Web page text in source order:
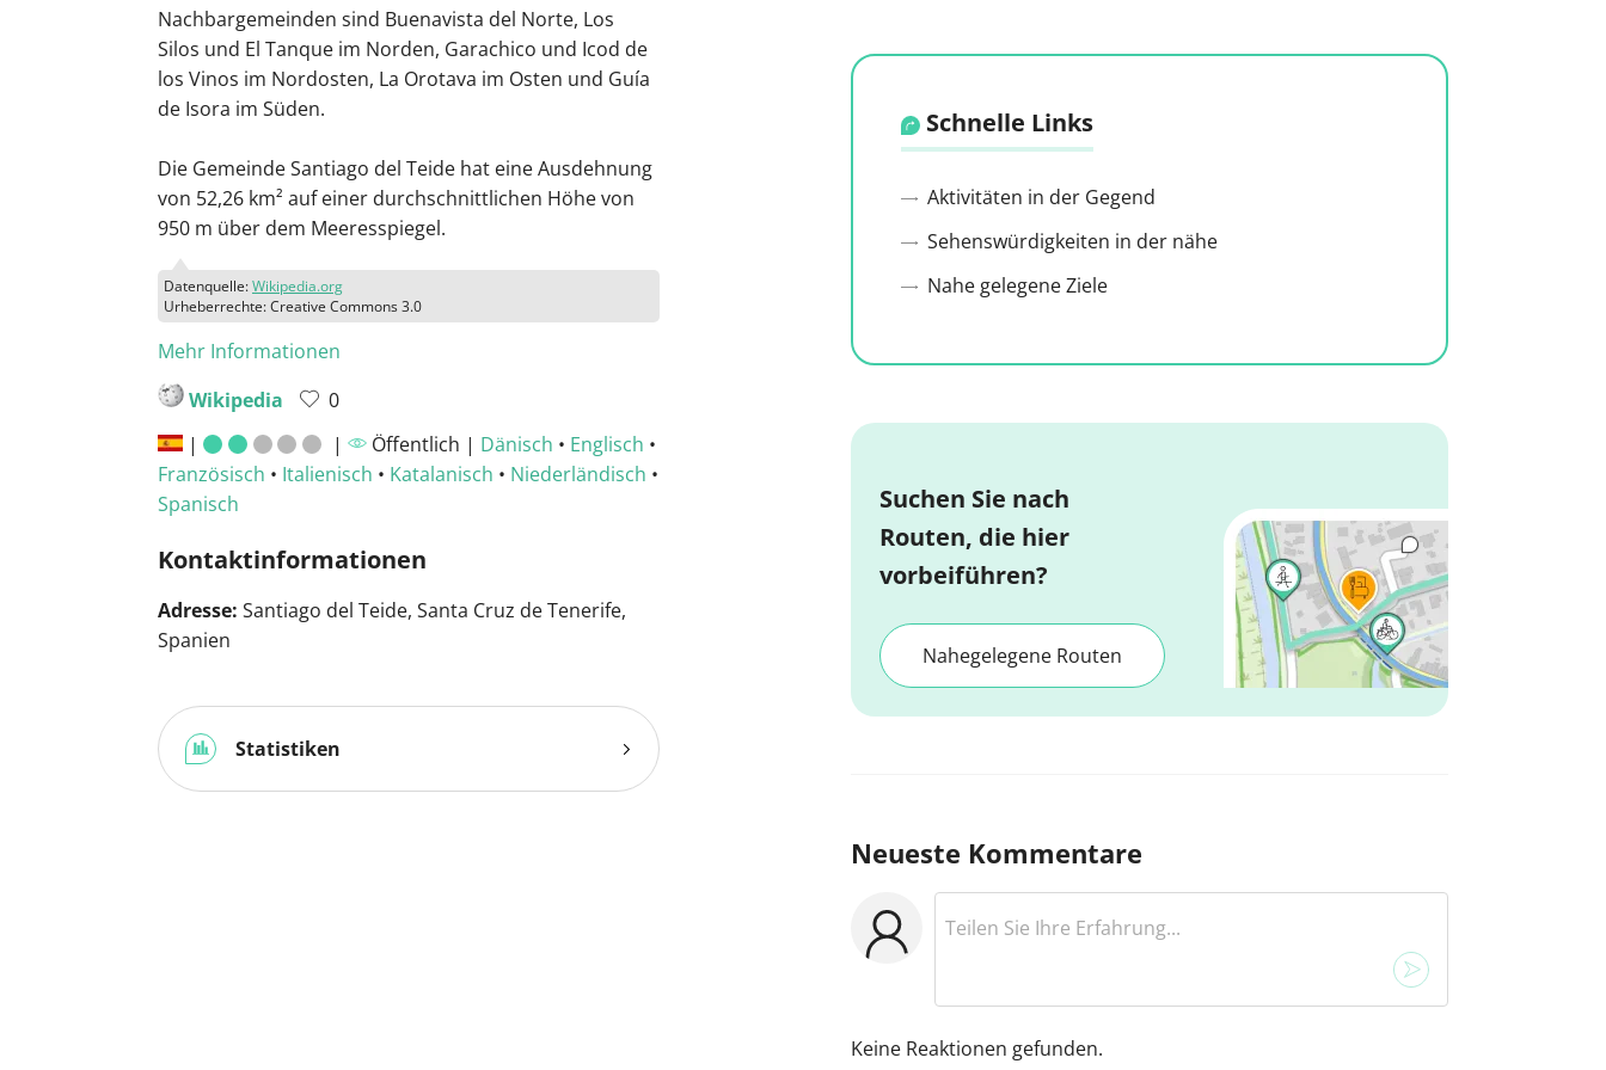
Nachbargemeinden sind Buenavista del Norte, Los
Silos und El Tanque im Norden, Garachico und Icod de
los Vinos im Nordosten, La Orotava im Osten und Guía
de Isora im Süden.
Die Gemeinde Santiago del Teide hat eine Ausdehnung
von 52,26 km² auf einer durchschnittlichen Höhe von
950 m über dem Meeresspiegel.
Datenquelle:Wikipedia.org
Urheberrechte: Creative Commons 3.0
Mehr Informationen
Wikipedia
0
|
| Öffentlich | Dänisch • Englisch •
Französisch • Italienisch • Katalanisch • Niederländisch •
Spanisch
Kontaktinformationen
Adresse: Santiago del Teide, Santa Cruz de Tenerife,
Spanien
Statistiken
Schnelle Links
Aktivitäten in der Gegend
Sehenswürdigkeiten in der nähe
Nahe gelegene Ziele
Suchen Sie nach
Routen, die hier
vorbeiführen?
Nahegelegene Routen
Neueste Kommentare
Keine Reaktionen gefunden.